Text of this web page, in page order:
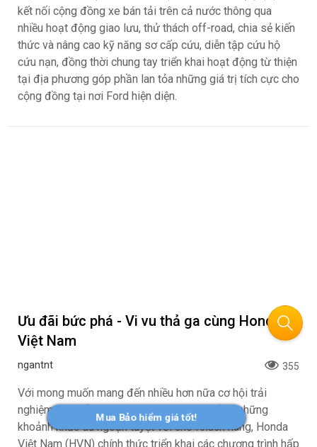
kết nối cộng đồng xe bán tải trên cả nước thông qua
nhiều hoạt động giao lưu, thử thách off-road, chia sẻ kiến
thức và nâng cao kỹ năng sơ cấp cứu, diễn tập cứu hộ
cứu nạn, đồng thời chung tay triển khai hoạt động từ thiện
tại địa phương góp phần lan tỏa những giá trị tích cực cho
cộng đồng tại nơi Ford hiện diện.
Ưu đãi bức phá - Vi vu thả ga cùng Honda
Việt Nam
ngantnt 355
Với mong muốn mang đến nhiều hơn nữa cơ hội trải
nghiệm các mẫu xe ô tô Honda và tận hưởng những
khoảnh khắc du ngoạn tuyệt vời cho Khách hàng, Honda
Việt Nam (HVN) chính thức triển khai các chương trình hấp
Mua Bảo hiểm giá tốt!